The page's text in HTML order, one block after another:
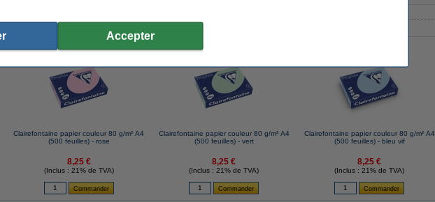
qui ont également commandé cet article
Clairefontaine papier couleur 80 g/m² A4
(500 feuilles) - rose
8,25 €
(Inclus : 21% de TVA)
Clairefontaine papier couleur 80 g/m² A4
(500 feuilles) - vert
8,25 €
(Inclus : 21% de TVA)
Clairefontaine papier couleur 80 g/m² A4
(500 feuilles) - bleu vif
8,25 €
(Inclus : 21% de TVA)
Accepter